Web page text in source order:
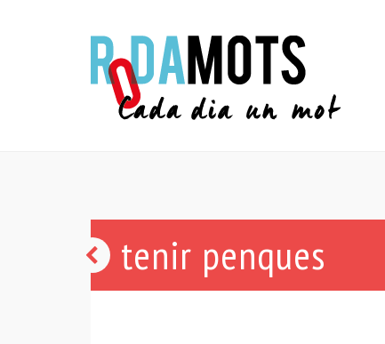
tenir penques
tenir
un